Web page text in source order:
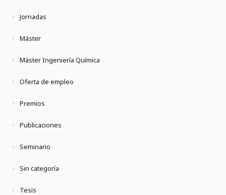
Jornadas
Máster
Máster Ingeniería Química
Oferta de empleo
Premios
Publicaciones
Seminario
Sin categoría
Tesis